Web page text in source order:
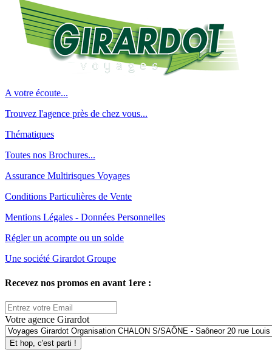
A votre écoute...
Trouvez l'agence près de chez vous...
Thématiques
Toutes nos Brochures...
Assurance Multirisques Voyages
Conditions Particulières de Vente
Mentions Légales - Données Personnelles
Régler un acompte ou un solde
Une société Girardot Groupe
Recevez nos promos en avant 1ere :
Votre agence Girardot
Et hop, c'est parti !